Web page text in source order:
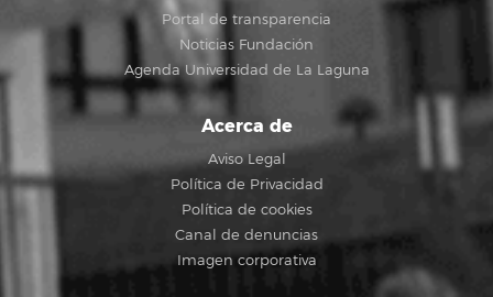
Portal de transparencia
Noticias Fundación
Agenda Universidad de La Laguna
Acerca de
Aviso Legal
Política de Privacidad
Política de cookies
Canal de denuncias
Imagen corporativa